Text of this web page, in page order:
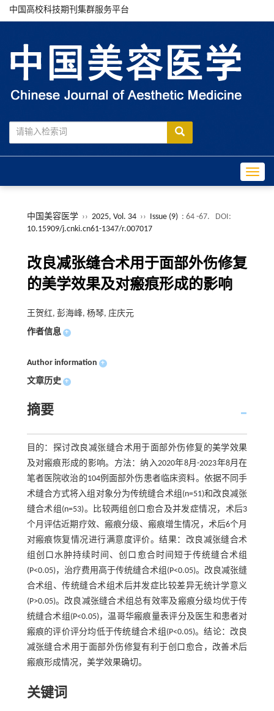
中国高校科技期刊集群服务平台
中国美容医学 ›› 2025, Vol. 34 ›› Issue (9) : 64 -67.
DOI:
10.15909/j.cnki.cn61-1347/r.007017
改良减张缝合术用于面部外伤修复
的美学效果及对瘢痕形成的影响
王贺红, 彭海峰, 杨琴, 庄庆元
作者信息 +
Author information +
文章历史 +
摘要
目的：探讨改良减张缝合术用于面部外伤修复的美学效果
及对瘢痕形成的影响。方法：纳入2020年8月-2023年8月在
笔者医院收治的104例面部外伤患者临床资料。依据不同手
术缝合方式将入组对象分为传统缝合术组(n=51)和改良减张
缝合术组(n=53)。比较两组创口愈合及并发症情况，术后3
个月评估近期疗效、瘢痕分级、瘢痕增生情况，术后6个月
对瘢痕恢复情况进行满意度评价。结果：改良减张缝合术
组创口水肿持续时间、创口愈合时间短于传统缝合术组
(P<0.05)，治疗费用高于传统缝合术组(P<0.05)。改良减张缝
合术组、传统缝合术组术后并发症比较差异无统计学意义
(P>0.05)。改良减张缝合术组总有效率及瘢痕分级均优于传
统缝合术组(P<0.05)，温哥华瘢痕量表评分及医生和患者对
瘢痕的评价评分均低于传统缝合术组(P<0.05)。结论：改良
减张缝合术用于面部外伤修复有利于创口愈合，改善术后
瘢痕形成情况，美学效果确切。
关键词